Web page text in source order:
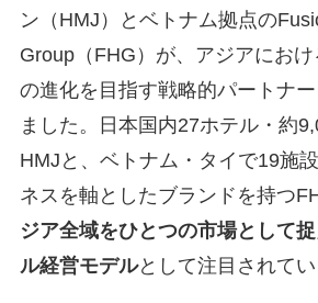
ン（HMJ）とベトナム拠点の
Group（FHG）が、アジアにお
の進化を目指す戦略的パートナ
ました。日本国内27ホテル・約
HMJと、ベトナム・タイで19施
ネスを軸としたブランドを持つ
ジア全域をひとつの市場として
ル経営モデルとして注目されてい